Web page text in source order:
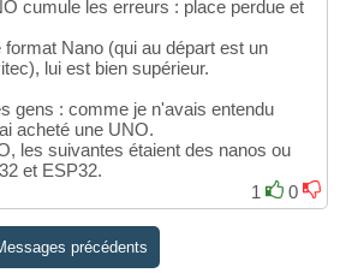
cumule les erreurs : place perdue et
Nano (qui au départ est un
lui est bien supérieur.
gens : comme je n'avais entendu
acheté une UNO.
les suivantes étaient des nanos ou
et ESP32.
1
0
précédents